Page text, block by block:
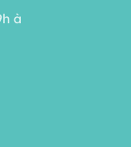
à